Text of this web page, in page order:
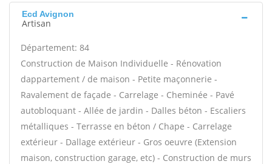
Ecd Avignon
Artisan
Département: 84
Construction de Maison Individuelle - Rénovation
dappartement / de maison - Petite maçonnerie -
Ravalement de façade - Carrelage - Cheminée - Pavé
autobloquant - Allée de jardin - Dalles béton - Escaliers
métalliques - Terrasse en béton / Chape - Carrelage
extérieur - Dallage extérieur - Gros oeuvre (Extension
maison, construction garage, etc) - Construction de murs